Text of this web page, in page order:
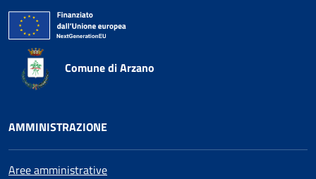
Comune di Arzano
AMMINISTRAZIONE
Aree amministrative